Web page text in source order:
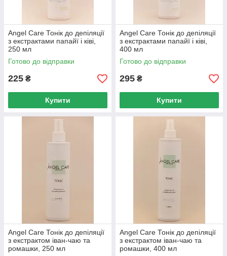
Angel Care Тонік до депіляції
з екстрактами папайї і ківі,
250 мл
Готово до відправки
225 ₴
Купити
Angel Care Тонік до депіляції
з екстрактами папайї і ківі,
400 мл
Готово до відправки
295 ₴
Купити
Angel Care Тонік до депіляції
з екстрактом іван-чаю та
ромашки, 250 мл
Angel Care Тонік до депіляції
з екстрактом іван-чаю та
ромашки, 400 мл